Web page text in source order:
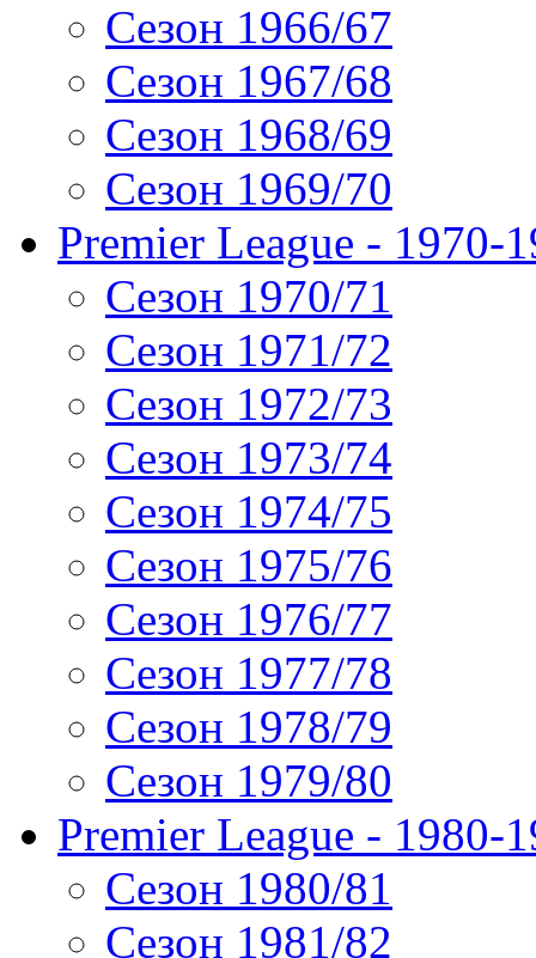
Сезон 1966/67
Сезон 1967/68
Сезон 1968/69
Сезон 1969/70
Premier League - 1970-
Сезон 1970/71
Сезон 1971/72
Сезон 1972/73
Сезон 1973/74
Сезон 1974/75
Сезон 1975/76
Сезон 1976/77
Сезон 1977/78
Сезон 1978/79
Сезон 1979/80
Premier League - 1980-
Сезон 1980/81
Сезон 1981/82